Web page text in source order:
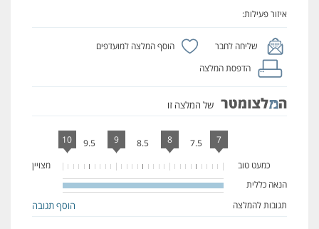
איזור פעילות:
שליחה לחבר
הוסף המלצה למועדפים
הדפסת המלצה
של המלצה זו
כמעט טוב
7
8
9
10 7.5
8.5
9.5
מצויין
הנאה כללית
100%
תגובות להמלצה הוסף תגובה